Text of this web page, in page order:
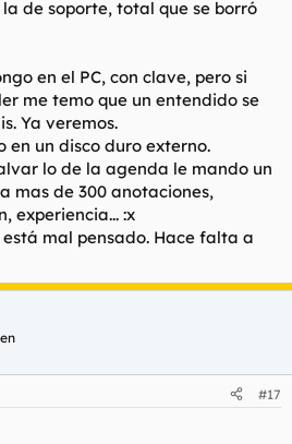
de soporte, total que se borró
en el PC, con clave, pero si
me temo que un entendido se
Ya veremos.
en un disco duro externo.
lo de la agenda le mando un
mas de 300 anotaciones,
experiencia... :x
mal pensado. Hace falta a
#17